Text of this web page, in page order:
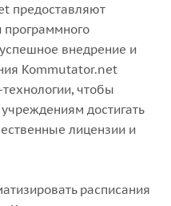
предоставляют
программного
внедрение и
Kommutator.net
чтобы
достигать
лицензии и
расписания